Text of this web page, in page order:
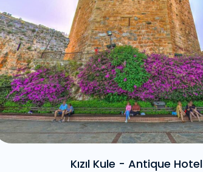
Kızıl Kule - Antique Hotel